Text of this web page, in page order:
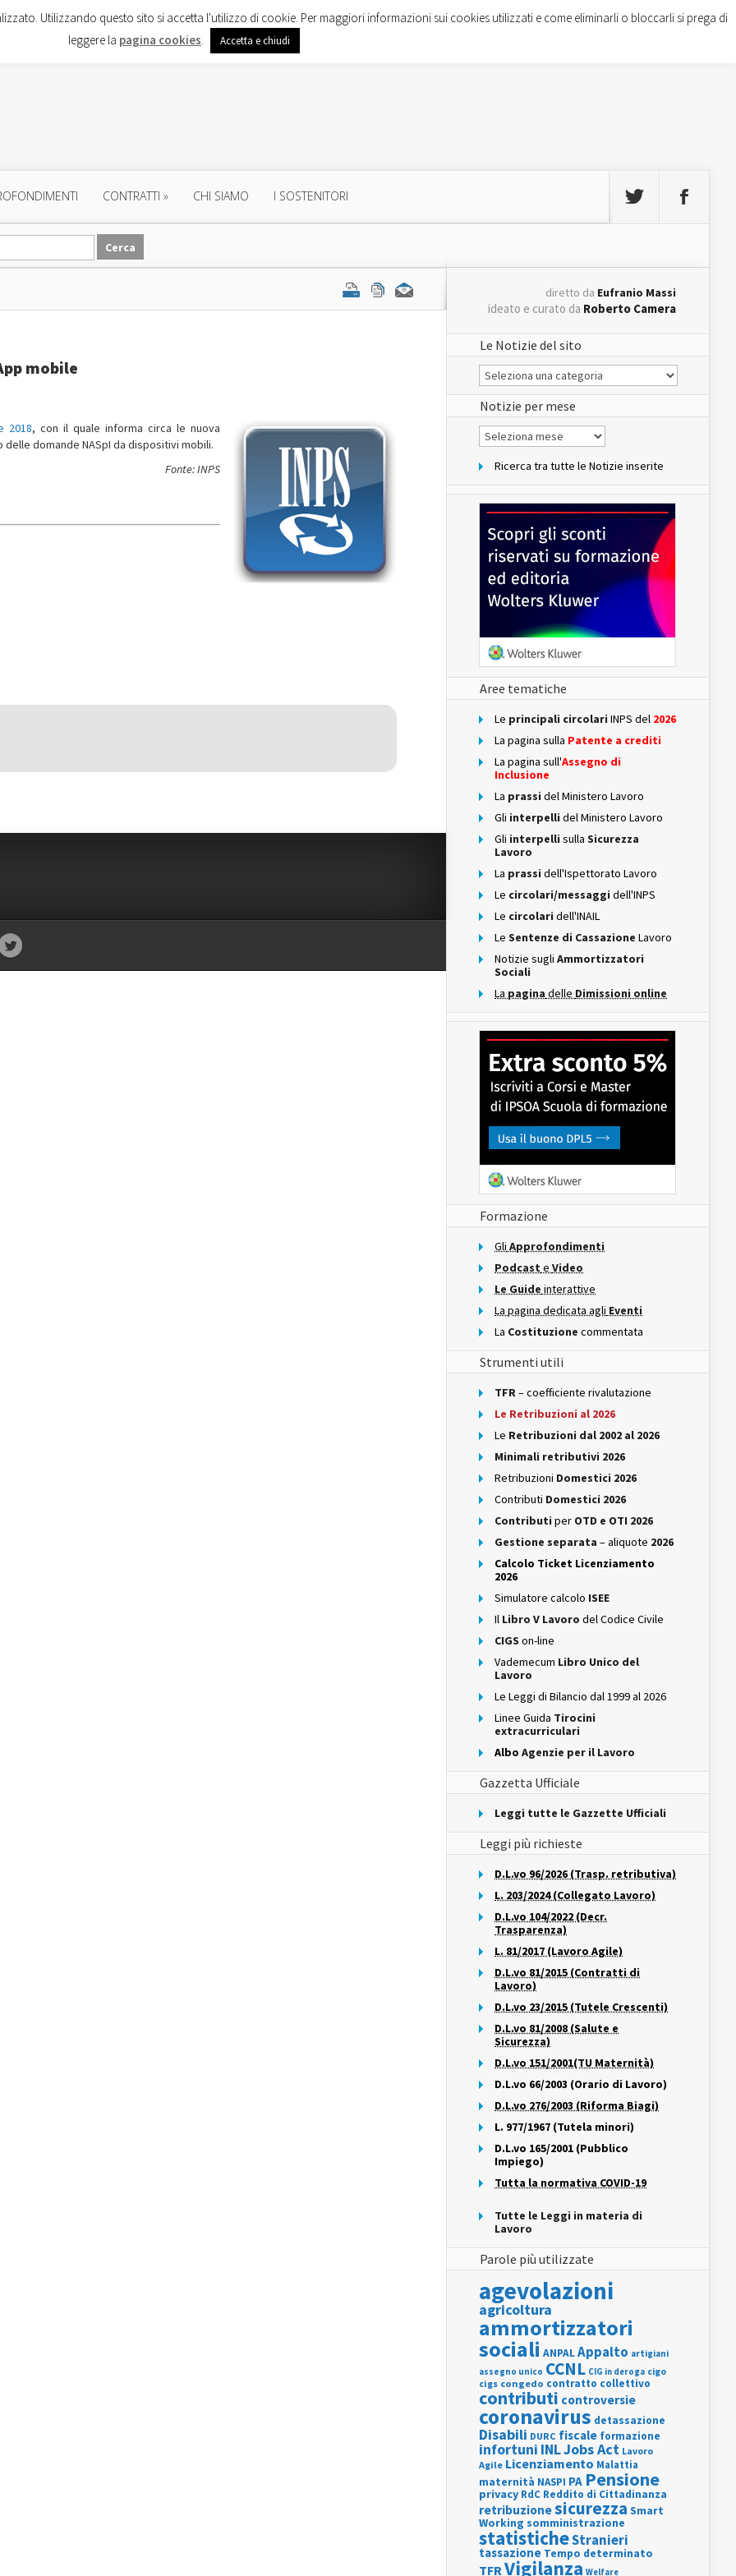
CONTRATTI » CHI SIAMO I SOSTENITORI
mobile
2018, con il quale informa circa le nuova
domande NASpI da dispositivi mobili.
Fonte: INPS
diretto da Eufranio Massi
ideato e curato da Roberto Camera
Le Notizie del sito
Le
Notizie
del
sito
Notizie per mese
Notizie
per
Ricerca tra tutte le Notizie inserite
Aree tematiche
Le principali circolari INPS del 2026
La pagina sulla Patente a crediti
La pagina sull'Assegno di
Inclusione
La prassi del Ministero Lavoro
Gli interpelli del Ministero Lavoro
Gli interpelli sulla Sicurezza
Lavoro
La prassi dell'Ispettorato Lavoro
Le circolari/messaggi dell'INPS
Le circolari dell'INAIL
Le Sentenze di Cassazione Lavoro
Notizie sugli Ammortizzatori
Sociali
La pagina delle Dimissioni online
Formazione
Gli Approfondimenti
Podcast e Video
Le Guide interattive
La pagina dedicata agli Eventi
La Costituzione commentata
Strumenti utili
TFR– coefficiente rivalutazione
Le Retribuzioni al 2026
Le Retribuzioni dal 2002 al 2026
Minimali retributivi 2026
Retribuzioni Domestici 2026
Contributi Domestici 2026
Contributi per OTD e OTI 2026
Gestione separata – aliquote 2026
Calcolo Ticket Licenziamento
2026
Simulatore calcolo ISEE
Il Libro V Lavoro del Codice Civile
CIGS on-line
Vademecum Libro Unico del
Lavoro
Le Leggi di Bilancio dal 1999 al 2026
Linee Guida Tirocini
extracurriculari
Albo Agenzie per il Lavoro
Gazzetta Ufficiale
Leggi tutte le Gazzette Ufficiali
Leggi più richieste
D.L.vo 96/2026 (Trasp. retributiva)
L. 203/2024 (Collegato Lavoro)
D.L.vo 104/2022 (Decr.
Trasparenza)
L. 81/2017 (Lavoro Agile)
D.L.vo 81/2015 (Contratti di
Lavoro)
D.L.vo 23/2015 (Tutele Crescenti)
D.L.vo 81/2008 (Salute e
Sicurezza)
D.L.vo 151/2001(TU Maternità)
D.L.vo 66/2003 (Orario di Lavoro)
D.L.vo 276/2003 (Riforma Biagi)
L. 977/1967 (Tutela minori)
D.L.vo 165/2001 (Pubblico
Impiego)
Tutta la normativa COVID-19
Tutte le Leggi in materia di
Lavoro
Parole più utilizzate
agevolazioni
agricoltura
ammortizzatori
sociali ANPALAppalto artigiani
assegno unico CCNL CIG in deroga cigo
cigs congedo contratto collettivo
contributi controversie
coronavirus detassazione
Disabili DURC fiscale formazione
infortuni INLJobs Act Lavoro
Agile Licenziamento Malattia
maternità NASPI PA Pensione
privacy RdC Reddito di Cittadinanza
retribuzionesicurezza Smart
Working somministrazione
statisticheStranieri
tassazione Tempo determinato
TFRVigilanza Welfare
Utilizzando questo sito si accetta l'utilizzo di cookie. Per maggiori informazioni sui cookies utilizzati e come eliminarli o bloccarli si prega di
leggere la pagina cookies. Accetta e chiudi